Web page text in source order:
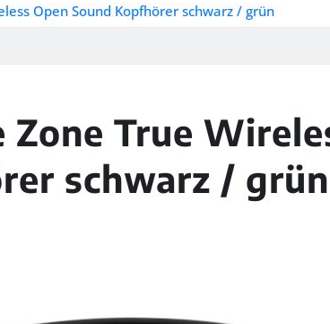
Open Sound Kopfhörer schwarz / grün
Zone True
schwarz / grün